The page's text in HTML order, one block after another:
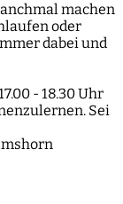
machen
oder
dabei und
- 18.30 Uhr
Sei